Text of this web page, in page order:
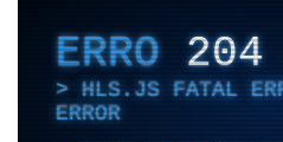
ERRO204
HLS.JS FATAL
ERROR